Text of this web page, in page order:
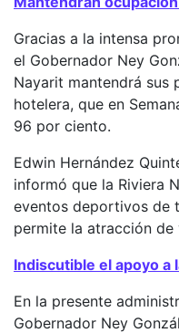
Gracias a la intensa
el Gobernador Ney
Nayarit mantendrá sus
hotelera, que en
96 por ciento.
Edwin Hernández
informó que la Riviera
eventos deportivos de
permite la atracción
Indiscutible el apoyo a
En la presente
Gobernador Ney